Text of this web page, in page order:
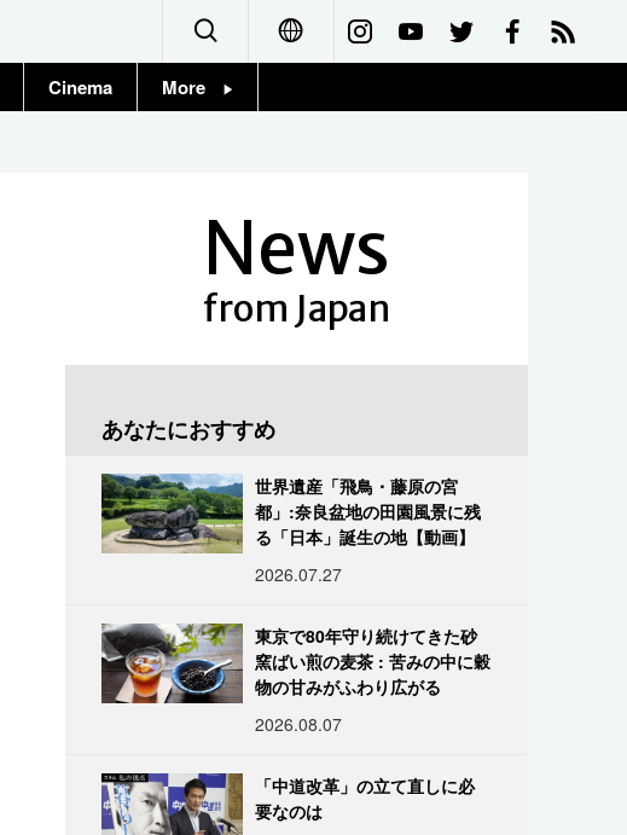
Français
Cinema More
News
from Japan
あなたにおすすめ
世界遺産「飛鳥・藤原の宮
都」:奈良盆地の田園風景に残
る「日本」誕生の地【動画】
2026.07.27
東京で80年守り続けてきた砂
窯ばい煎の麦茶 : 苦みの中に穀
物の甘みがふわり広がる
2026.08.07
「中道改革」の立て直しに必
要なのは